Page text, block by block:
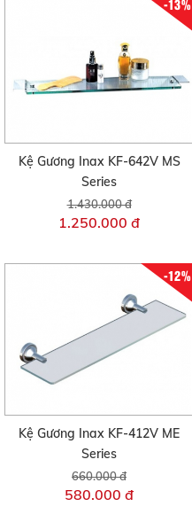
Kệ Gương Inax KF-642V MS
Series
1.430.000 đ
1.250.000 đ
-12%
Kệ Gương Inax KF-412V ME
Series
660.000 đ
580.000 đ